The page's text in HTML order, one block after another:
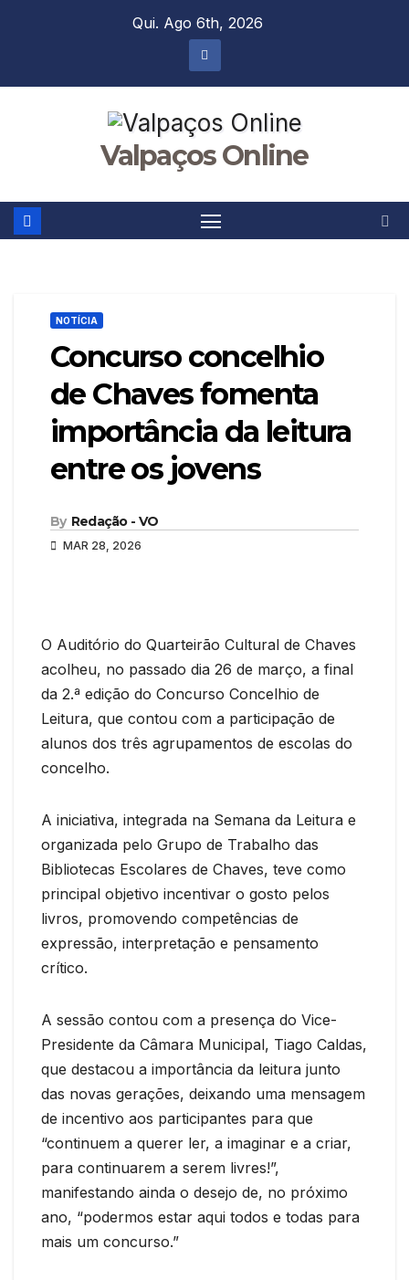
Qui. Ago 6th, 2026
Valpaços Online
NOTÍCIA
Concurso concelhio
de Chaves fomenta
importância da leitura
entre os jovens
By Redação - VO
MAR 28, 2026
O Auditório do Quarteirão Cultural de Chaves
acolheu, no passado dia 26 de março, a final
da 2.ª edição do Concurso Concelhio de
Leitura, que contou com a participação de
alunos dos três agrupamentos de escolas do
concelho.
A iniciativa, integrada na Semana da Leitura e
organizada pelo Grupo de Trabalho das
Bibliotecas Escolares de Chaves, teve como
principal objetivo incentivar o gosto pelos
livros, promovendo competências de
expressão, interpretação e pensamento
crítico.
A sessão contou com a presença do Vice-
Presidente da Câmara Municipal, Tiago Caldas,
que destacou a importância da leitura junto
das novas gerações, deixando uma mensagem
de incentivo aos participantes para que
“continuem a querer ler, a imaginar e a criar,
para continuarem a serem livres!”,
manifestando ainda o desejo de, no próximo
ano, “podermos estar aqui todos e todas para
mais um concurso.”